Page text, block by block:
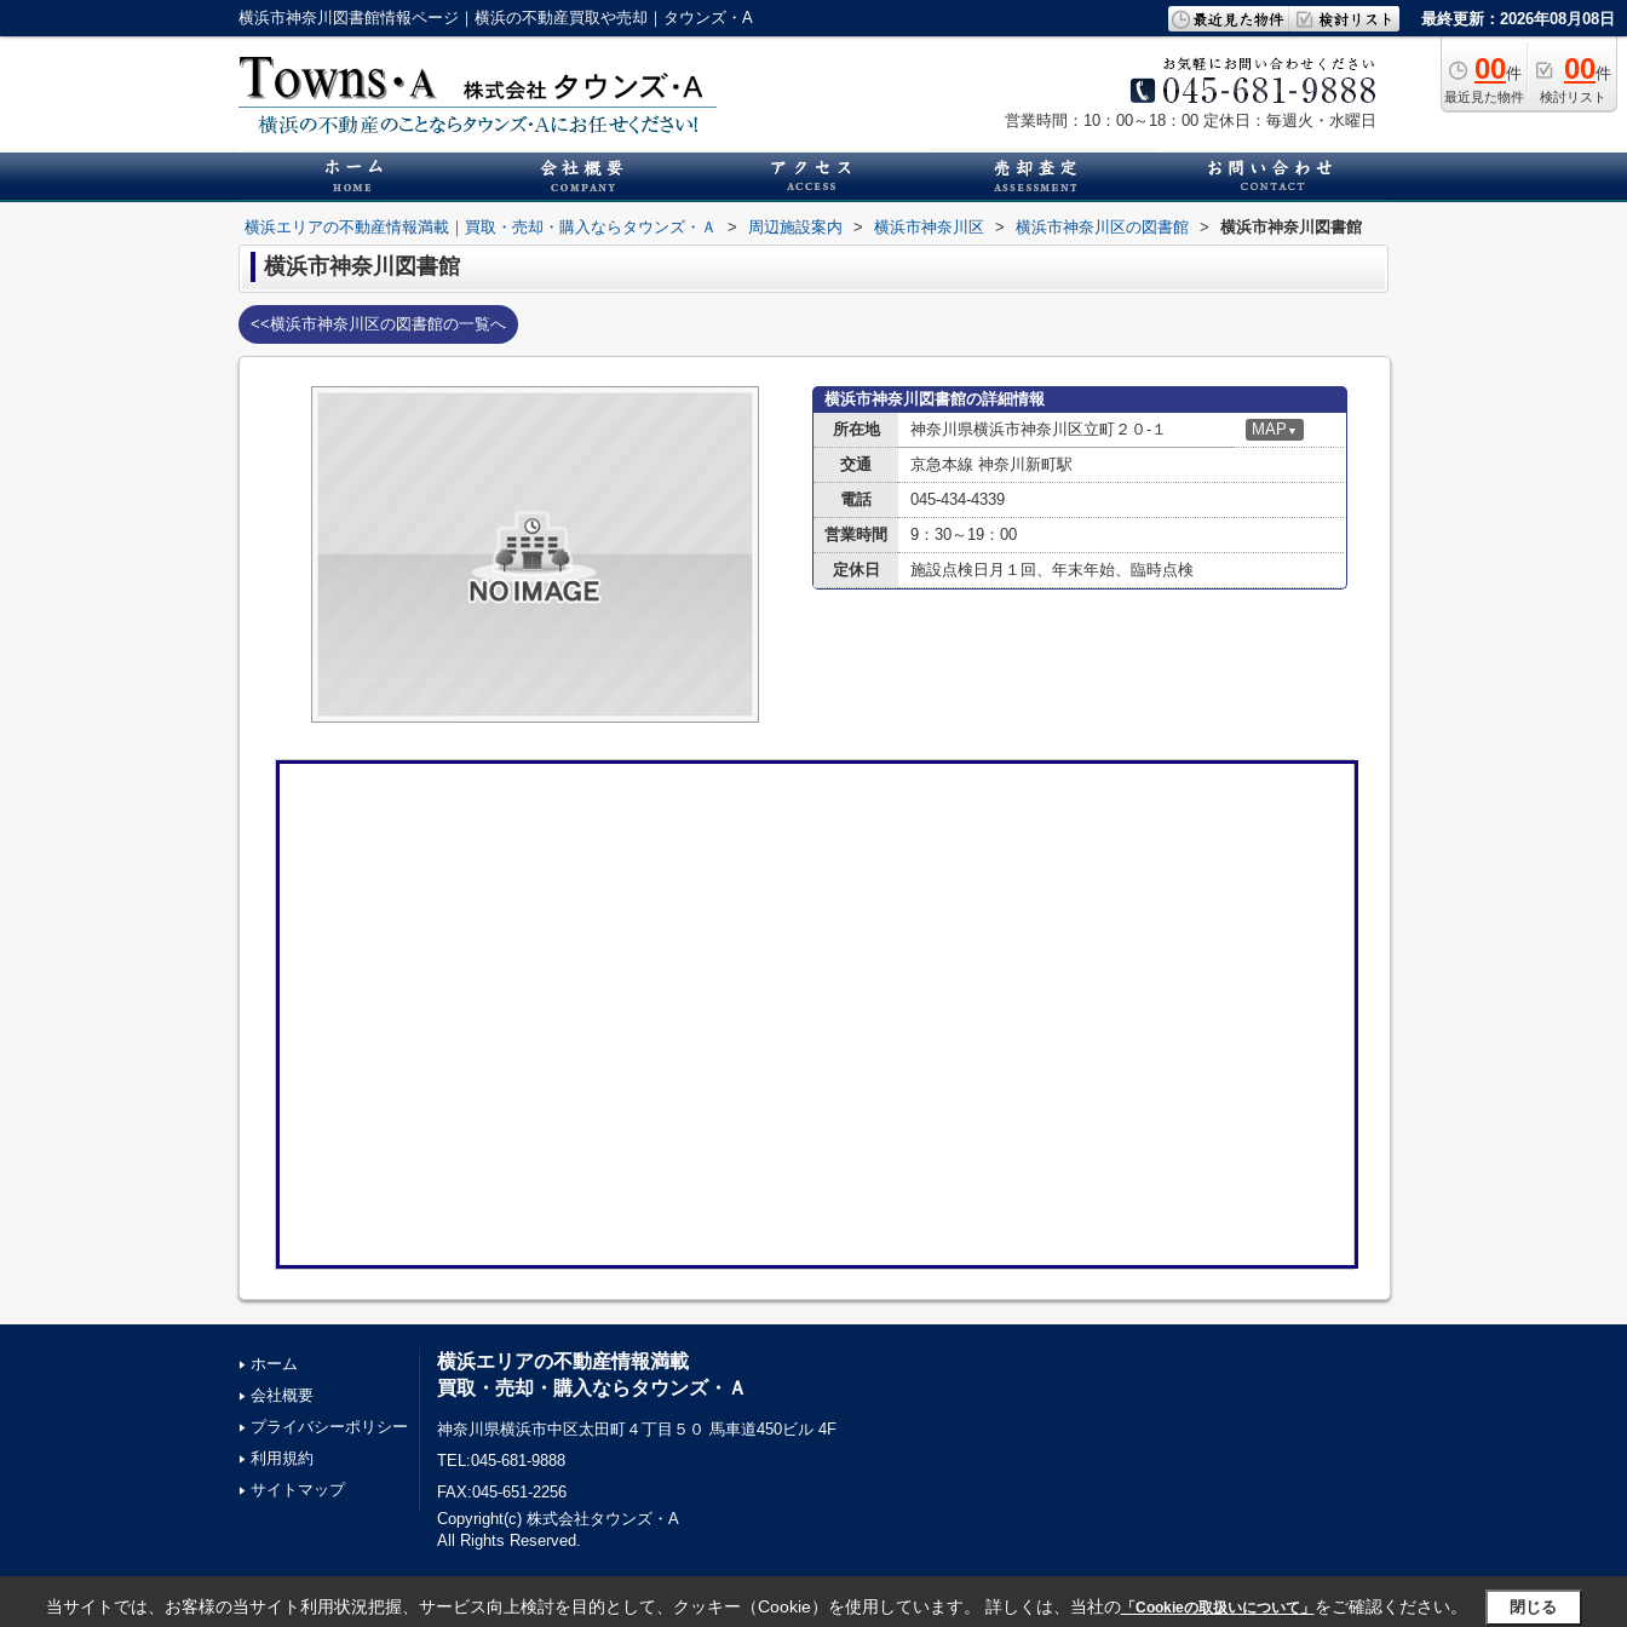
横浜市神奈川図書館情報ページ｜横浜の不動産買取や売却｜タウンズ・A 最終更新：2026年08月08日
00件
最近見た物件
00件
検討リスト
営業時間：10：00～18：00 定休日：毎週火・水曜日
横浜エリアの不動産情報満載｜買取・売却・購入ならタウンズ・Ａ > 周辺施設案内 > 横浜市神奈川区 > 横浜市神奈川区の図書館 > 横浜市神奈川図書館
横浜市神奈川図書館
<<横浜市神奈川区の図書館の一覧へ
横浜市神奈川図書館の詳細情報
所在地
神奈川県横浜市神奈川区立町２０-１ MAP ▼
交通
京急本線 神奈川新町駅
電話
045-434-4339
営業時間
9：30～19：00
定休日
施設点検日月１回、年末年始、臨時点検
ホーム
会社概要
プライバシーポリシー
利用規約
サイトマップ
横浜エリアの不動産情報満載
買取・売却・購入ならタウンズ・Ａ
神奈川県横浜市中区太田町４丁目５０ 馬車道450ビル 4F
TEL:045-681-9888
FAX:045-651-2256
Copyright(c) 株式会社タウンズ・A
All Rights Reserved.
当サイトでは、お客様の当サイト利用状況把握、サービス向上検討を目的として、クッキー（Cookie）を使用しています。 詳しくは、当社の「Cookieの取扱いについて」 をご確認ください。 閉じる